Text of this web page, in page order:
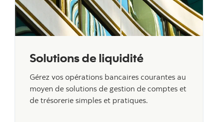
Solutions de liquidité
Gérez vos opérations bancaires courantes au
moyen de solutions de gestion de comptes et
de trésorerie simples et pratiques.